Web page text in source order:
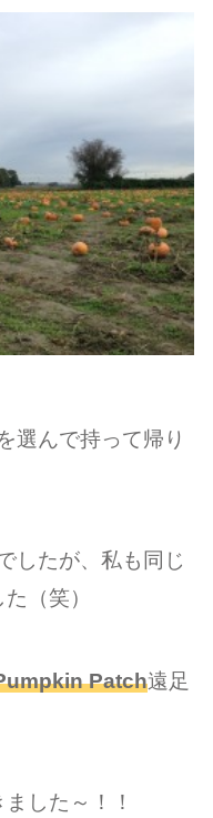
選んで持って帰り
したが、私も同じ
（笑）
Patch遠足
した～！！